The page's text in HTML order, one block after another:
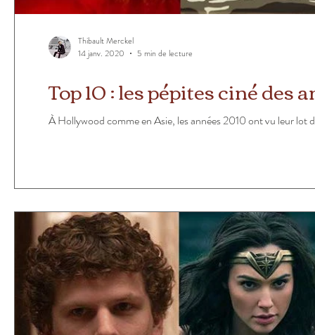
Top 10 : les pépites ciné
À Hollywood comme en Asie, les années 2010 ont vu leur lot
Thibault Merckel
14 janv. 2020
5 min de lecture